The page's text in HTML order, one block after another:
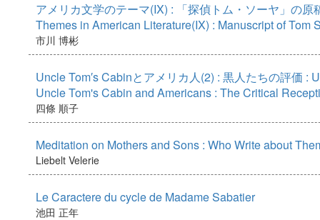
アメリカ文学のテーマ(IX) : 「探偵トム・ソーヤ」の原
Themes in American Literature(IX) : Manuscript of Tom
市川 博彬
Uncle Tom′s Cabinとアメリカ人(2) : 黒人たちの評価 :
Uncle Tom's Cabin and Americans : The Critical
四條 順子
Meditation on Mothers and Sons : Who Write about
Liebelt Velerie
Le Caractere du cycle de Madame Sabatier
池田 正年